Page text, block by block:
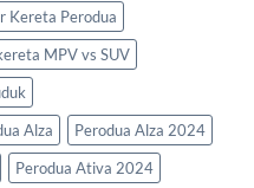
Kereta Perodua
MPV vs SUV
Alza
Perodua Alza 2024
Perodua Ativa 2024